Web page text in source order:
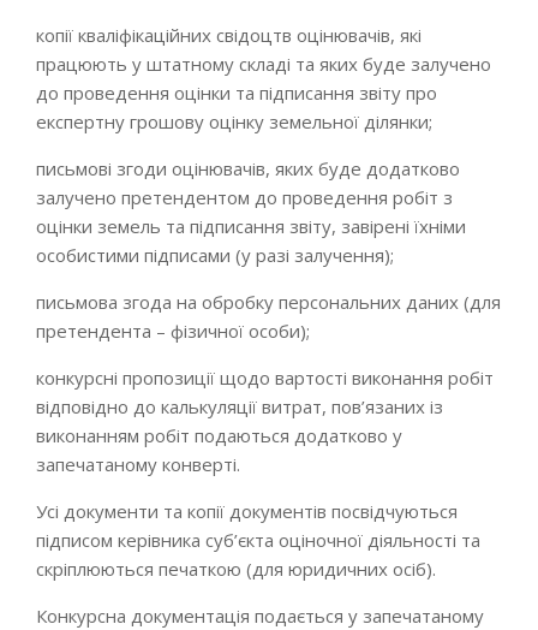
копії кваліфікаційних свідоцтв оцінювачів, які
працюють у штатному складі та яких буде залучено
до проведення оцінки та підписання звіту про
експертну грошову оцінку земельної ділянки;
письмові згоди оцінювачів, яких буде додатково
залучено претендентом до проведення робіт з
оцінки земель та підписання звіту, завірені їхніми
особистими підписами (у разі залучення);
письмова згода на обробку персональних даних (для
претендента – фізичної особи);
конкурсні пропозиції щодо вартості виконання робіт
відповідно до калькуляції витрат, пов’язаних із
виконанням робіт подаються додатково у
запечатаному конверті.
Усі документи та копії документів посвідчуються
підписом керівника суб’єкта оціночної діяльності та
скріплюються печаткою (для юридичних осіб).
Конкурсна документація подається у запечатаному